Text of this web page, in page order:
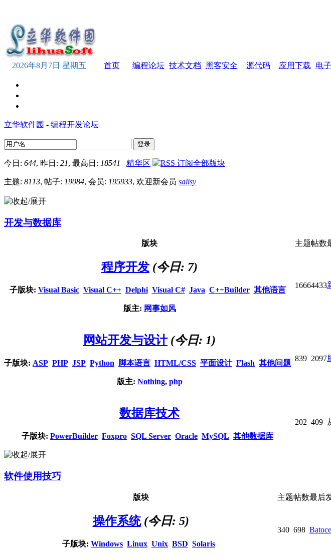
2026年8月7日 星期五 首页 编程论坛 技术文档 黑客安全 源代码 应用下载 电
立华软件园 - 编程开发论坛
登录
今日: 644, 昨日: 21, 最高日: 18541 精华区
主题: 8113, 帖子: 19084, 会员: 195933, 欢迎新会员 salisy
开发与数据库
版块 主题帖数
程序开发 (今日: 7)
子版块: Visual Basic Visual C++ Delphi Visual C# Java C++Builder 其他语言
版主: 网事如风
16664433
网站开发与设计 (今日: 1)
子版块: ASP PHP JSP Python 脚本语言 HTML/CSS 平面设计 Flash 其他问题
版主: Nothing, php
839 2097
数据库技术
子版块: PowerBuilder Foxpro SQL Server Oracle MySQL 其他数据库
202 409
软件使用技巧
版块 主题帖数最后
操作系统 (今日: 5)
子版块: Windows Linux Unix BSD Solaris
340 698